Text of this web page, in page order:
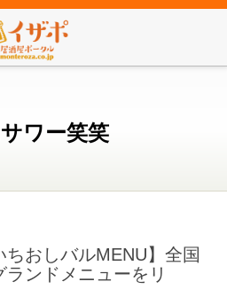
ワー笑笑
ちおしバルMENU】全国
ンドメニューをリ